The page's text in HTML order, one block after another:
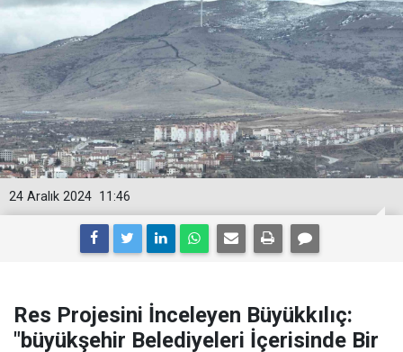
11:46
24 Aralık 2024
Res Projesini İnceleyen Büyükkılıç:
"büyükşehir Belediyeleri İçerisinde Bir